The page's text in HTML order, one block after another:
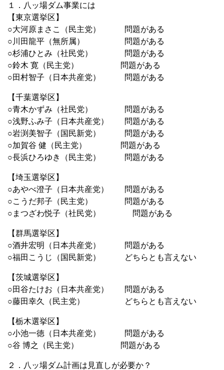
１．八ッ場ダム事業には
【東京選挙区】
○大河原まさこ（民主党） 問題がある
○川田龍平（無所属） 問題がある
○杉浦ひとみ（社民党） 問題がある
○鈴木 寛（民主党） 問題がある
○田村智子（日本共産党） 問題がある
【千葉選挙区】
○青木かずみ（社民党） 問題がある
○浅野ふみ子（日本共産党） 問題がある
○岩渕美智子（国民新党） 問題がある
○加賀谷 健（民主党） 問題がある
○長浜ひろゆき（民主党） 問題がある
【埼玉選挙区】
○あやべ澄子（日本共産党） 問題がある
○こうだ邦子（民主党） 問題がある
○まつざわ悦子（社民党） 問題がある
【群馬選挙区】
○酒井宏明（日本共産党） 問題がある
○福田こうじ（国民新党） どちらとも言えない
【茨城選挙区】
○田谷たけお（日本共産党） 問題がある
○藤田幸久（民主党） どちらとも言えない
【栃木選挙区】
○小池一徳（日本共産党） 問題がある
○谷 博之（民主党） 問題がある
２．八ッ場ダム計画は見直しが必要か？